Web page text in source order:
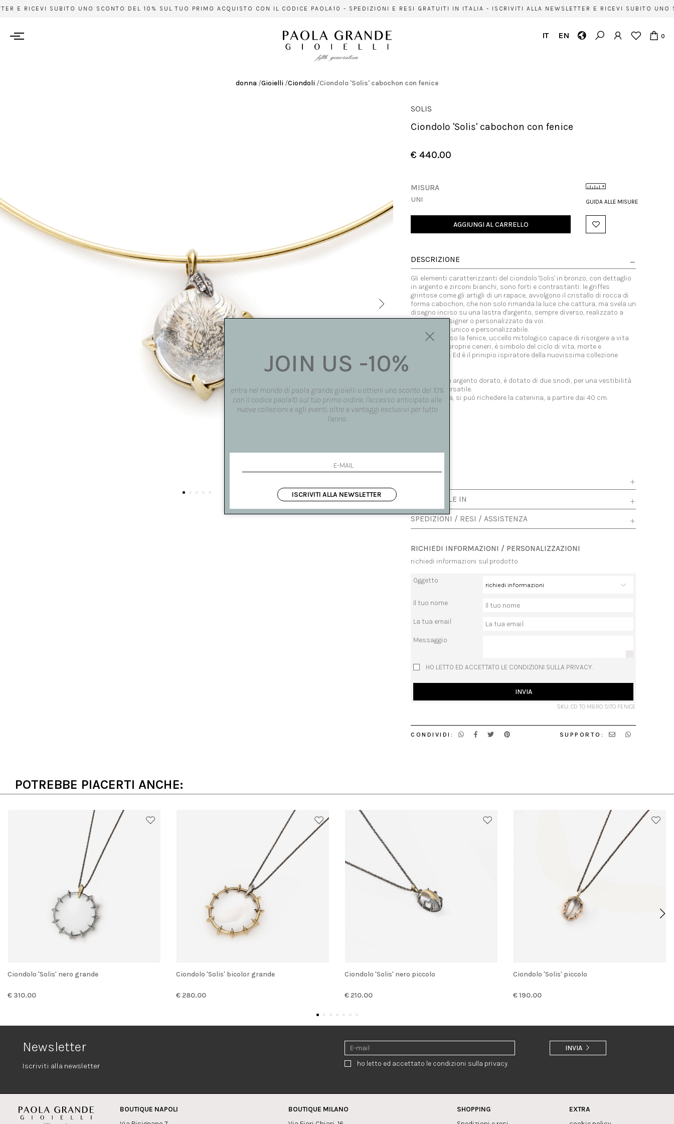
E RICEVI SUBITO UNO SCONTO DEL 10% SUL TUO PRIMO ACQUISTO CON IL CODICE PAOLA10 - SPEDIZIONI E RESI GRATUITI IN ITALIA - ISCRIVITI ALLA NEWSLETTER E RICEVI SUBITO
IT EN 0
donna /Gioielli /Ciondoli /Ciondolo 'Solis' cabochon con fenice
SOLIS
Ciondolo 'Solis' cabochon con fenice
€ 440.00
GUIDA ALLE MISURE
MISURA
UNI
AGGIUNGI AL CARRELLO
DESCRIZIONE
Gli elementi caratterizzanti del ciondolo 'Solis' in bronzo, con dettaglio
in argento e zirconi bianchi, sono forti e contrastanti: le griffes
grintose come gli artigli di un rapace, avvolgono il cristallo di rocca di
forma cabochon, che non solo rimanda la luce che cattura, ma svela un
disegno inciso su una lastra d'argento, sempre diverso, realizzato a
mano dal designer o personalizzato da voi.
Ogni pezzo è unico e personalizzabile.
In questo caso la fenice, uccello mitologico capace di risorgere a vita
nuova dalle proprie ceneri, è simbolo del ciclo di vita, morte e
resurrezione. Ed è il prinipio ispiratore della nuovissima collezione
Il girocollo, in argento dorato, è dotato di due snodi, per una vestibilità
comoda e versatile.
In alternativa, si può richedere la catenina, a partire dai 40 cm.
Made in Italy
DISPONIBILE IN
SPEDIZIONI / RESI / ASSISTENZA
RICHIEDI INFORMAZIONI / PERSONALIZZAZIONI
richiedi informazioni sul prodotto
Oggetto
Il tuo nome
La tua email
Messaggio
HO LETTO ED ACCETTATO LE CONDIZIONI SULLA PRIVACY.
INVIA
SKU: CD TO MBRO SITO FENICE
CONDIVIDI: SUPPORTO:
POTREBBE PIACERTI ANCHE:
Ciondolo 'Solis' nero grande
€ 310.00
Ciondolo 'Solis' bicolor grande
€ 280.00
Ciondolo 'Solis' nero piccolo
€ 210.00
Ciondolo 'Solis' piccolo
€ 190.00
Newsletter
Iscriviti alla newsletter ho letto ed accettato le condizioni sulla privacy.
INVIA
BOUTIQUE NAPOLI
BOUTIQUE MILANO
SHOPPING
EXTRA
JOIN US -10%
entra nel mondo di paola grande gioielli e ottieni uno sconto del 10%
con il codice paola10 sul tuo primo ordine, l'accesso anticipato alle
nuove collezioni e agli eventi, oltre a vantaggi esclusivi per tutto
l'anno.
ISCRIVITI ALLA NEWSLETTER